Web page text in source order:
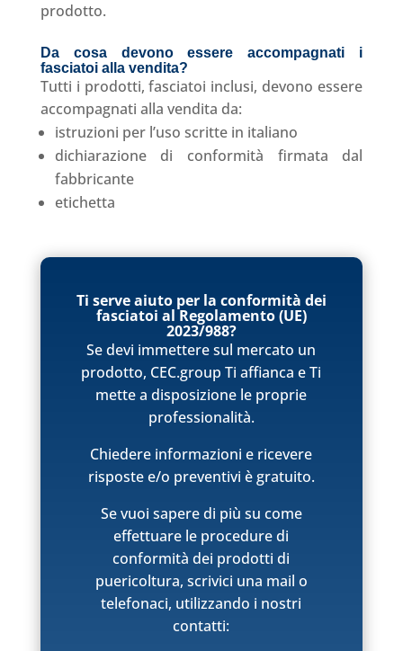
prodotto.
Da cosa devono essere accompagnati i
fasciatoi alla vendita?
Tutti i prodotti, fasciatoi inclusi, devono essere
accompagnati alla vendita da:
istruzioni per l’uso scritte in italiano
dichiarazione di conformità firmata dal
fabbricante
etichetta
Ti serve aiuto per la conformità dei
fasciatoi al Regolamento (UE)
2023/988?
Se devi immettere sul mercato un
prodotto, CEC.group Ti affianca e Ti
mette a disposizione le proprie
professionalità.
Chiedere informazioni e ricevere
risposte e/o preventivi è gratuito.
Se vuoi sapere di più su come
effettuare le procedure di
conformità dei prodotti di
puericoltura, scrivici una mail o
telefonaci, utilizzando i nostri
contatti: